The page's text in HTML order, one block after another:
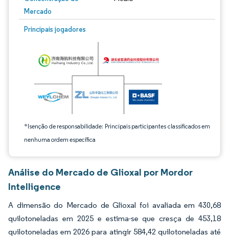
Mercado
Principais jogadores
*Isenção de responsabilidade: Principais participantes classificados em
nenhuma ordem específica
Imagem © Mordor Intelligence. O reuso requer atribuição conforme CC BY 4.0.
Análise do Mercado de Glioxal por Mordor
Intelligence
A dimensão do Mercado de Glioxal foi avaliada em 430,68
quilotoneladas em 2025 e estima-se que cresça de 453,18
quilotoneladas em 2026 para atingir 584,42 quilotoneladas até